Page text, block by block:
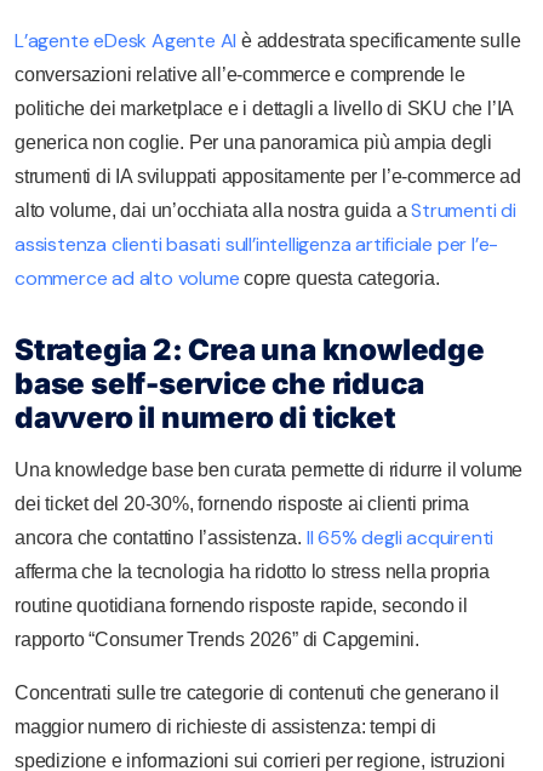
L’agente eDesk Agente AI è addestrata specificamente sulle
conversazioni relative all’e-commerce e comprende le
politiche dei marketplace e i dettagli a livello di SKU che l’IA
generica non coglie. Per una panoramica più ampia degli
strumenti di IA sviluppati appositamente per l’e-commerce ad
alto volume, dai un’occhiata alla nostra guida aStrumenti di
assistenza clienti basati sull’intelligenza artificiale per l’e-
commerce ad alto volume copre questa categoria.
Strategia 2: Crea una knowledge
base self-service che riduca
davvero il numero di ticket
Una knowledge base ben curata permette di ridurre il volume
dei ticket del 20-30%, fornendo risposte ai clienti prima
ancora che contattino l’assistenza. Il 65% degli acquirenti
afferma che la tecnologia ha ridotto lo stress nella propria
routine quotidiana fornendo risposte rapide, secondo il
rapporto “Consumer Trends 2026” di Capgemini.
Concentrati sulle tre categorie di contenuti che generano il
maggior numero di richieste di assistenza: tempi di
spedizione e informazioni sui corrieri per regione, istruzioni